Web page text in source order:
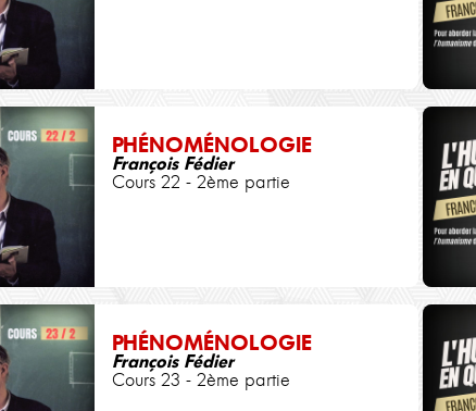
PHÉNOMÉNOLOGIE
François Fédier
Cours 22 - 2ème partie
PHÉNOMÉNOLOGIE
François Fédier
Cours 23 - 2ème partie